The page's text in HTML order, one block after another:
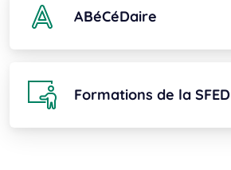
ABéCéDaire
Formations de la SFED